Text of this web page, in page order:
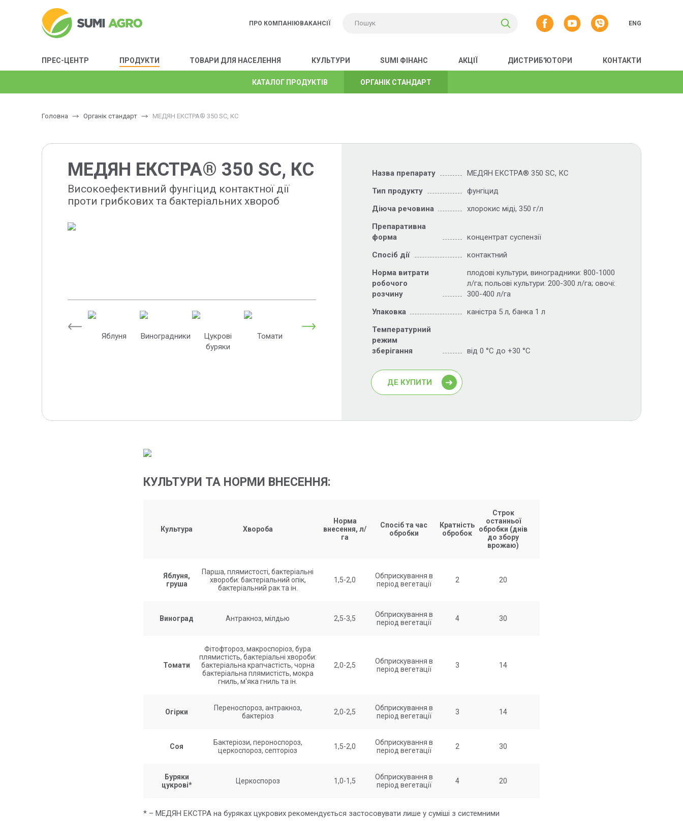
ПРО КОМПАНІЮВАКАНСІЇ ENG
ПРЕС-ЦЕНТР
КАТАЛОГ ПРОДУКТІВ ОРГАНІК СТАНДАРТ
ПРОДУКТИ
КАТАЛОГ ПРОДУКТІВ ОРГАНІК СТАНДАРТ
ТОВАРИ ДЛЯ НАСЕЛЕННЯ
КАТАЛОГ ПРОДУКТІВ ОРГАНІК СТАНДАРТ
КУЛЬТУРИ
КАТАЛОГ ПРОДУКТІВ ОРГАНІК СТАНДАРТ
SUMI ФІНАНС
КАТАЛОГ ПРОДУКТІВ ОРГАНІК СТАНДАРТ
АКЦІЇ
КАТАЛОГ ПРОДУКТІВ ОРГАНІК СТАНДАРТ
ДИСТРИБ'ЮТОРИ
КАТАЛОГ ПРОДУКТІВ ОРГАНІК СТАНДАРТ
КОНТАКТИ
КАТАЛОГ ПРОДУКТІВ ОРГАНІК СТАНДАРТ
Головна Органік стандарт МЕДЯН ЕКСТРА® 350 SC, КС
МЕДЯН ЕКСТРА® 350 SC, КС
Високоефективний фунгіцид контактної дії
проти грибкових та бактеріальних хвороб
Яблуня Виноградники
Цукрові
буряки
Томати
Назва препарату
МЕДЯН ЕКСТРА® 350 SC, КС
Тип продукту
фунгіцид
Діюча речовина
хлорокис міді, 350 г/л
Препаративна
форма
концентрат суспензії
Спосіб дії
контактний
Норма витрати
робочого
розчину
плодові культури, виноградники: 800-1000
л/га; польові культури: 200-300 л/га; овочі:
300-400 л/га
Упаковка
каністра 5 л, банка 1 л
Температурний
режим
зберігання
від 0 °С до +30 °С
ДЕ КУПИТИ
КУЛЬТУРИ ТА НОРМИ ВНЕСЕННЯ:
Культура Хвороба
Норма
внесення, л/
га
Спосіб та час
обробки
Кратність
обробок
Строк
останньої
обробки (днів
до збору
врожаю)
Яблуня,
груша
Парша, плямистості, бактеріальні
хвороби: бактеріальний опік,
бактеріальний рак та ін.
1,5-2,0
Обприскування в
період вегетації
2 20
Виноград Антракноз, мілдью 2,5-3,5
Обприскування в
період вегетації
4 30
Томати
Фітофтороз, макроспоріоз, бура
плямистість, бактеріальні хвороби:
бактеріальна крапчастість, чорна
бактеріальна плямистість, мокра
гниль, м'яка гниль та ін.
2,0-2,5
Обприскування в
період вегетації
3 14
Огірки
Переноспороз, антракноз,
бактеріоз
2,0-2,5
Обприскування в
період вегетації
3 14
Соя
Бактеріози, пероноспороз,
церкоспороз, септоріоз
1,5-2,0
Обприскування в
період вегетації
2 30
Буряки
цукрові*
Церкоспороз 1,0-1,5
Обприскування в
період вегетації
4 20
* – МЕДЯН ЕКСТРА на буряках цукрових рекомендується застосовувати лише у суміші з системними